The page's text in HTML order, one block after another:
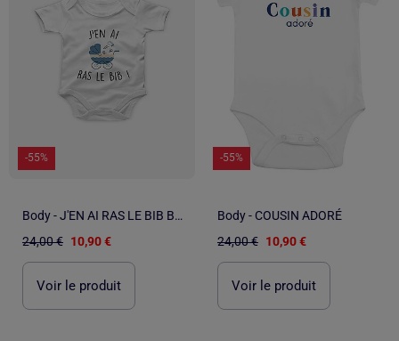
-55%
Body - J'EN AI RAS LE BIB BLEU
24,00 € 10,90 €
Voir le produit
-55%
Body - COUSIN ADORÉ
24,00 € 10,90 €
Voir le produit